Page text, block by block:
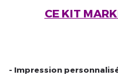
CE KIT
- Impression